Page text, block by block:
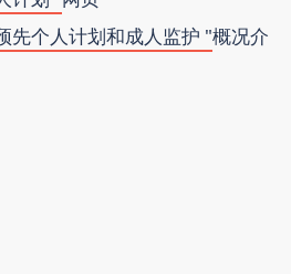
先个人计划和成人监护 "概况介